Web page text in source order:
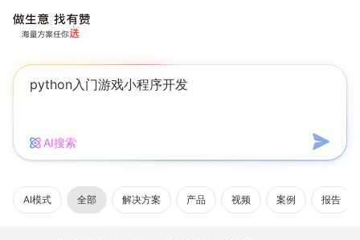
AI搜索
AI模式 全部 解决方案 产品 视频 案例 报告